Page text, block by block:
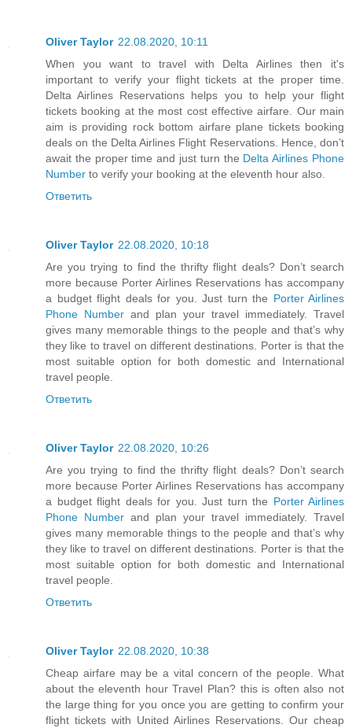
Oliver Taylor 22.08.2020, 10:11
When you want to travel with Delta Airlines then it's
important to verify your flight tickets at the proper time.
Delta Airlines Reservations helps you to help your flight
tickets booking at the most cost effective airfare. Our main
aim is providing rock bottom airfare plane tickets booking
deals on the Delta Airlines Flight Reservations. Hence, don’t
await the proper time and just turn the Delta Airlines Phone
Number to verify your booking at the eleventh hour also.
Ответить
Oliver Taylor 22.08.2020, 10:18
Are you trying to find the thrifty flight deals? Don’t search
more because Porter Airlines Reservations has accompany
a budget flight deals for you. Just turn the Porter Airlines
Phone Number and plan your travel immediately. Travel
gives many memorable things to the people and that’s why
they like to travel on different destinations. Porter is that the
most suitable option for both domestic and International
travel people.
Ответить
Oliver Taylor 22.08.2020, 10:26
Are you trying to find the thrifty flight deals? Don’t search
more because Porter Airlines Reservations has accompany
a budget flight deals for you. Just turn the Porter Airlines
Phone Number and plan your travel immediately. Travel
gives many memorable things to the people and that’s why
they like to travel on different destinations. Porter is that the
most suitable option for both domestic and International
travel people.
Ответить
Oliver Taylor 22.08.2020, 10:38
Cheap airfare may be a vital concern of the people. What
about the eleventh hour Travel Plan? this is often also not
the large thing for you once you are getting to confirm your
flight tickets with United Airlines Reservations. Our cheap